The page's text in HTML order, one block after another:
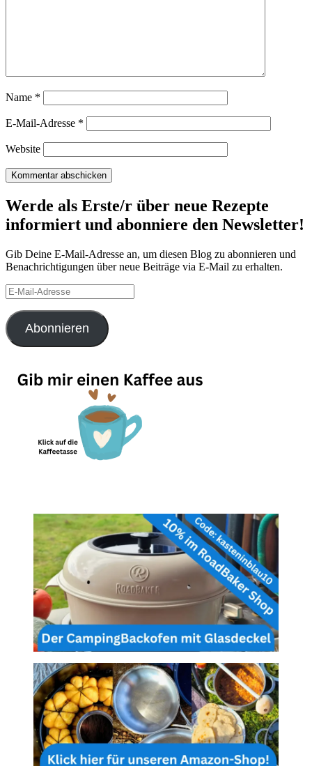
Name *
E-Mail-Adresse *
Website
Werde als Erste/r über neue Rezepte
informiert und abonniere den Newsletter!
Gib Deine E-Mail-Adresse an, um diesen Blog zu abonnieren und
Benachrichtigungen über neue Beiträge via E-Mail zu erhalten.
E-
Mail-
Adresse
Abonnieren